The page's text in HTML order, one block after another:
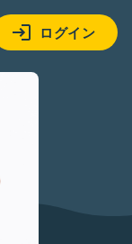
ログイン